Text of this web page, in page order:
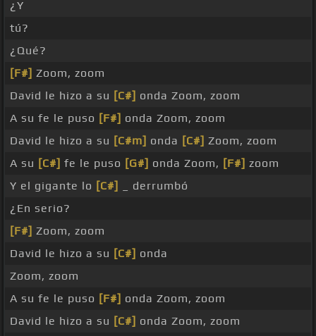
¿Y
tú?
¿Qué?
[F#] Zoom, zoom
David le hizo a su [C#] onda Zoom, zoom
A su fe le puso [F#] onda Zoom, zoom
David le hizo a su [C#m] onda [C#] Zoom, zoom
A su [C#] fe le puso [G#] onda Zoom, [F#] zoom
Y el gigante lo [C#]
_ derrumbó
¿En serio?
[F#] Zoom, zoom
David le hizo a su [C#] onda
Zoom, zoom
A su fe le puso [F#] onda Zoom, zoom
David le hizo a su [C#] onda Zoom, zoom